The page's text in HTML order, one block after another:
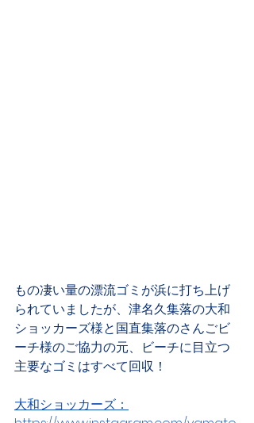
もの凄い量の漂流ゴミが浜に打ち上げ
られていましたが、津名久集落の大和
ショッカーズ様と国直集落のさんごビ
ーチ様のご協力の元、ビーチに目立つ
主要なゴミはすべて回収！
大和ショッカーズ：